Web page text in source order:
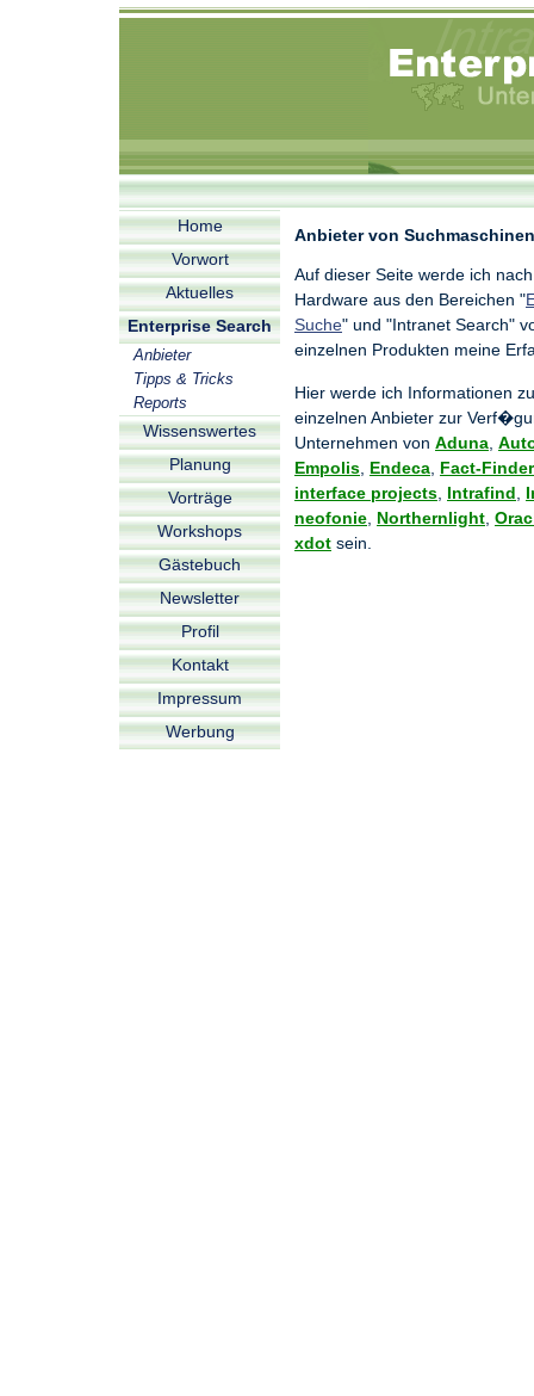
Home
Vorwort
Aktuelles
Enterprise Search
Anbieter
Tipps & Tricks
Reports
Wissenswertes
Planung
Vorträge
Workshops
Gästebuch
Newsletter
Profil
Kontakt
Impressum
Werbung
Anbieter von
Auf dieser Seite werde ich
Hardware aus den Bereichen "
Suche" und "Intranet Search"
einzelnen Produkten meine
Hier werde ich Informationen
einzelnen Anbieter zur
Unternehmen von Aduna
Empolis Endeca Fact-Finder
interface projects Intrafind
neofonie Northernlight
xdot sein.